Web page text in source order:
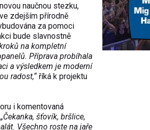
naučnou stezku,
zdejším přírodně
za pomoci
bude slavnostně
na kompletní
Příprava probíhala
a výsledkem je moderní
radost,“říká k projektu
i komentovaná
„Čekanka, šťovík, bršlice,
Všechno roste na jaře